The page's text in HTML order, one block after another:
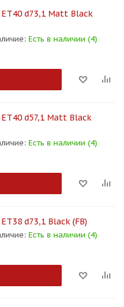
ET40 d73,1 Matt Black
Есть в наличии (4)
ET40 d57,1 Matt Black
Есть в наличии (4)
d73,1 Black (FB)
Есть в наличии (4)